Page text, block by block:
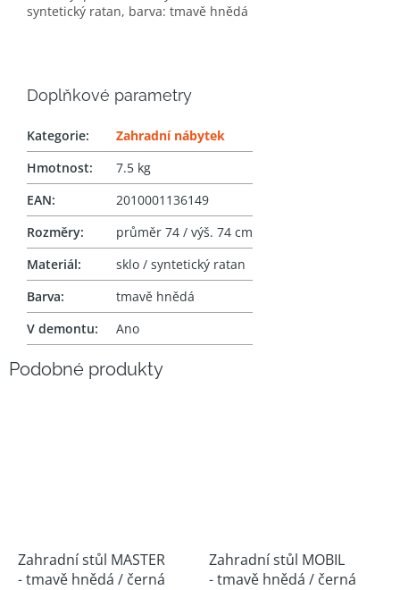
syntetický ratan, barva: tmavě hnědá
Doplňkové parametry
Kategorie:
Zahradní nábytek
Hmotnost:
7.5 kg
EAN:
2010001136149
Rozměry:
průměr 74 / výš. 74 cm
Materiál:
sklo / syntetický ratan
Barva:
tmavě hnědá
V demontu: Ano
Zahradní stůl MASTER
- tmavě hnědá / černá
Zahradní stůl MOBIL
- tmavě hnědá / černá